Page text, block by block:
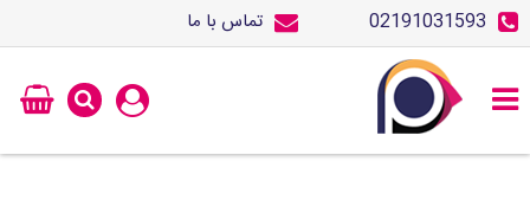
02191031593 تماس با ما